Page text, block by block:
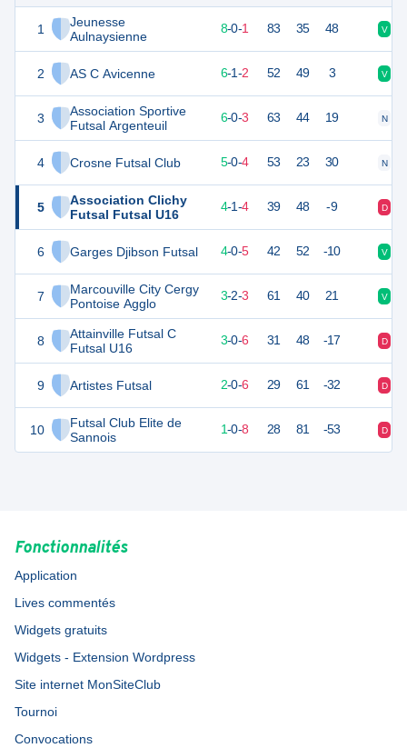
1
Jeunesse
Aulnaysienne
2 AS C Avicenne
3
Association Sportive
Futsal Argenteuil
4 Crosne Futsal Club
5
Association Clichy
Futsal Futsal U16
6 Garges Djibson Futsal
7
Marcouville City Cergy
Pontoise Agglo
8
Attainville Futsal C
Futsal U16
9 Artistes Futsal
10
Futsal Club Elite de
Sannois
8-0-1 83 35 48 V
6-1-2 52 49 3 V
17 6-0-3 63 44 19 N
14 5-0-4 53 23 30 N
13 4-1-4 39 48 -9 D
12 9 4-0-5 42 52 -10 V
10 9 3-2-3 61 40 21 V
9 3-0-6 31 48 -17 D
2-0-6 29 61 -32 D
3 1-0-8 28 81 -53 D
Fonctionnalités
Application
Lives commentés
Widgets gratuits
Widgets - Extension Wordpress
Site internet MonSiteClub
Tournoi
Convocations